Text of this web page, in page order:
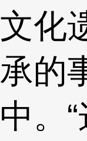
文化
承的
中。